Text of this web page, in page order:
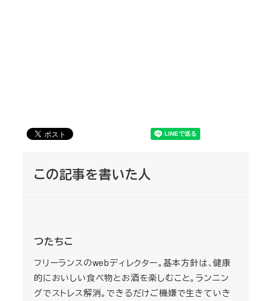
この記事を書いた人
つたちこ
フリーランスのwebディレクター。基本方針は、健康
的においしい食べ物とお酒を楽しむこと。ランニン
グでストレス解消。できるだけご機嫌で生きていき